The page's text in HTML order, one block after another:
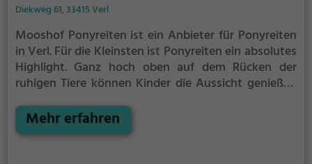
Diekweg 61, 33415 Verl
Mooshof Ponyreiten ist ein Anbieter für Ponyreiten
in Verl.Für die Kleinsten ist Ponyreiten ein absolutes
Highlight. Ganz hoch oben auf dem Rücken der
ruhigen Tiere können Kinder die Aussicht genießen
Mehr erfahren